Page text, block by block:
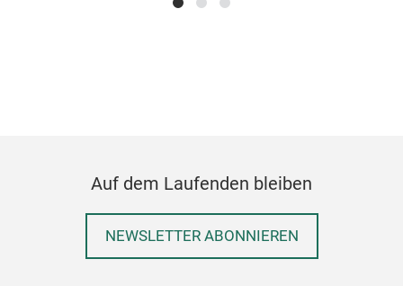
Auf dem Laufenden bleiben
NEWSLETTER ABONNIEREN